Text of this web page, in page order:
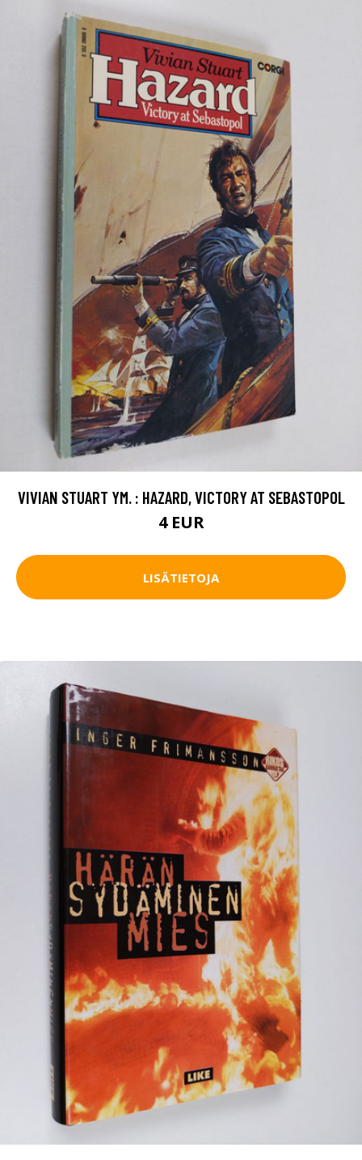
VIVIAN STUART YM. : HAZARD, VICTORY AT SEBASTOPOL
4 EUR
LISÄTIETOJA